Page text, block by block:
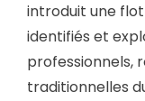
introduit une
identifiés et
professionnels,
traditionnelles